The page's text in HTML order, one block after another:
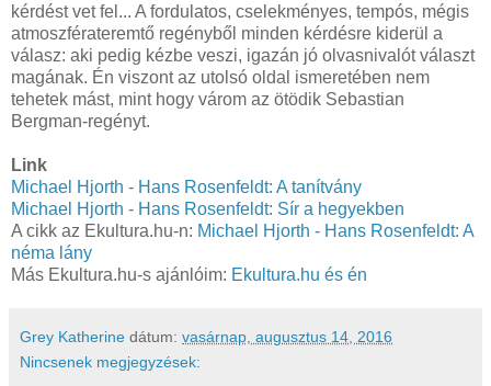
kérdést vet fel... A fordulatos, cselekményes, tempós, mégis
atmoszférateremtő regényből minden kérdésre kiderül a
válasz: aki pedig kézbe veszi, igazán jó olvasnivalót választ
magának. Én viszont az utolsó oldal ismeretében nem
tehetek mást, mint hogy várom az ötödik Sebastian
Bergman-regényt.
Link
Michael Hjorth - Hans Rosenfeldt: A tanítvány
Michael Hjorth - Hans Rosenfeldt: Sír a hegyekben
A cikk az Ekultura.hu-n: Michael Hjorth - Hans Rosenfeldt: A
néma lány
Más Ekultura.hu-s ajánlóim: Ekultura.hu és én
Grey Katherine dátum: vasárnap, augusztus 14, 2016
Nincsenek megjegyzések: